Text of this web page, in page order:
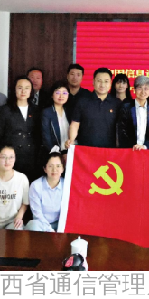
省通信管